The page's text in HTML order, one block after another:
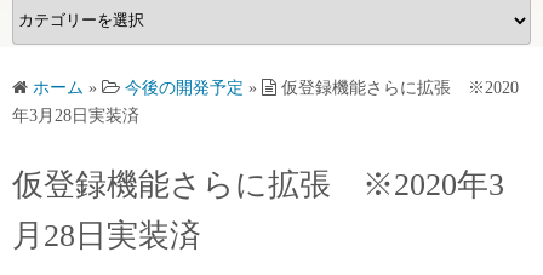
カ
テ
リ
ー
絞
り
込
ホーム » 今後の開発予定 »
仮登録機能さらに拡張 ※2020
年3月28日実装済
仮登録機能さらに拡張 ※2020年3
月28日実装済